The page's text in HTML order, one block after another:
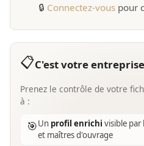
🔒 Connectez-vous pour
📋C'est votre
Prenez le contrôle de votre
à :
🎯Un profil enrichi visible par
et maîtres d'ouvrage